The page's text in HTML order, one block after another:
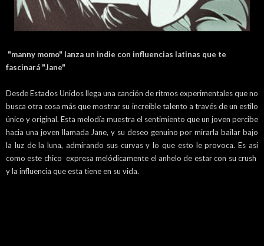
"manny momo" lanza un indie con influencias latinas que te
fascinará "Jane"
Desde Estados Unidos llega una canción de ritmos experimentales que no
busca otra cosa más que mostrar su increíble talento a través de un estilo
único y original. Esta melodía muestra el sentimiento que un joven percibe
hacia una joven llamada Jane, y su deseo genuino por mirarla bailar bajo
la luz de la luna, admirando sus curvas y lo que esto le provoca. Es así
como este chico expresa melódicamente el anhelo de estar con su crush
y la influencia que esta tiene en su vida.